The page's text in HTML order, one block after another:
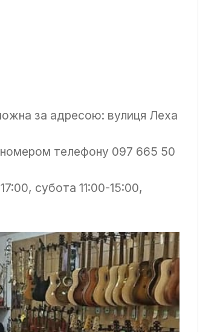
за адресою: вулиця Леха
номером телефону 097 665 50
субота 11:00-15:00,